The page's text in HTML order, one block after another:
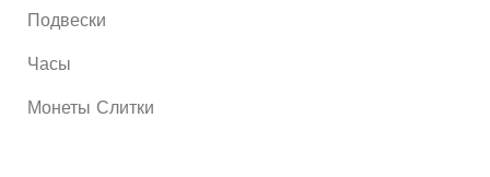
Подвески
Часы
Монеты Слитки